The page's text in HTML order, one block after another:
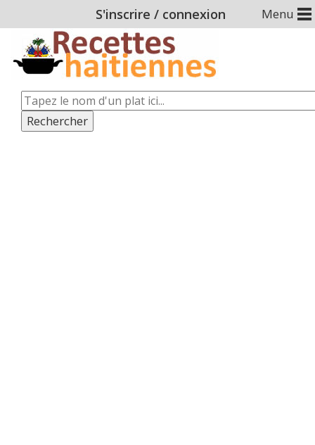
Menu
S'inscrire / connexion
Rechercher